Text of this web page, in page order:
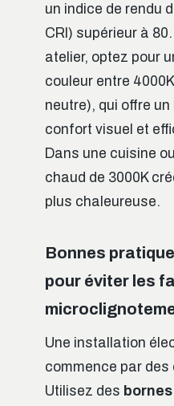
un indice de rendu
CRI) supérieur à
atelier, optez pour
couleur entre
neutre), qui offre
confort visuel et
Dans une cuisine
chaud de 3000K
plus chaleureuse.
Bonnes
pour éviter les
Une installation
commence par
Utilisez des